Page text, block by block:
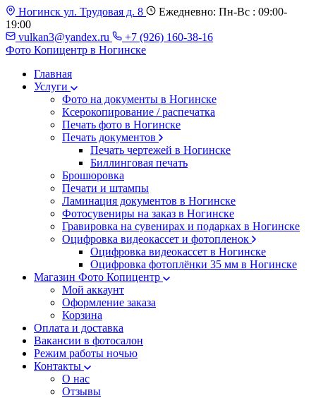
Ногинск ул. Трудовая д. 8
Ежедневно: Пн-Вс : 09:00-
19:00
vulkan3@yandex.ru
+7 (926) 160-38-16
Фото Копицентр в Ногинске
Главная
Услуги
Фото на документы в Ногинске
Ксерокопирование / распечатка
Печать фото в Ногинске
Печать документов
Печать чертежей в Ногинске
Биллинговая печать
Брошюровка
Печати и штампы
Ламинация документов в Ногинске
Фотосувениры на заказ в Ногинске
Гравировка на сувенирах и подарках в Ногинске
Оцифровка видеокассет и фотопленок
Оцифровка видеокассет в Ногинске
Оцифровка фотоплёнки 35 мм в Ногинске
Магазин Фото Копицентр
Мой аккаунт
Оформление заказа
Корзина
Оплата и доставка
Вакансии в фотосалон
Режим работы ночью
Контакты
О нас
Отзывы